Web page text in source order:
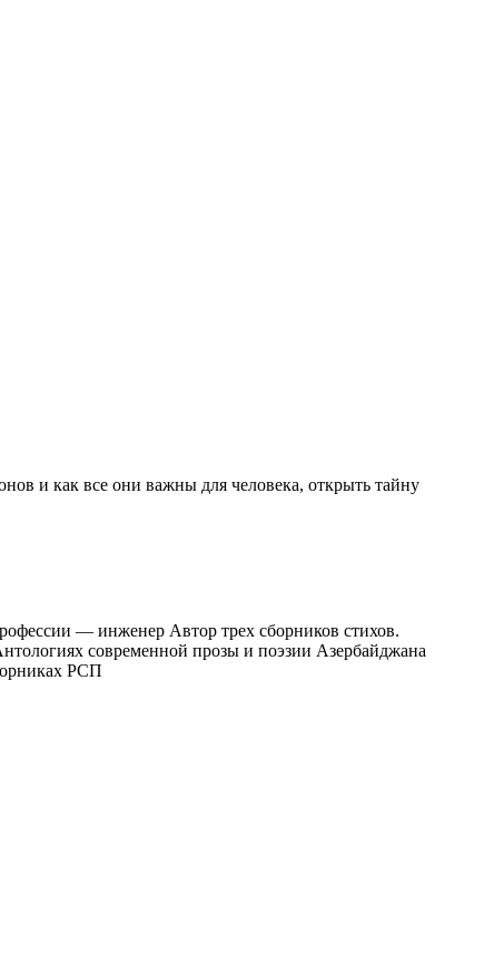
и как все они важны для человека, открыть тайну
— инженер Автор трех сборников стихов.
современной прозы и поэзии Азербайджана
РСП